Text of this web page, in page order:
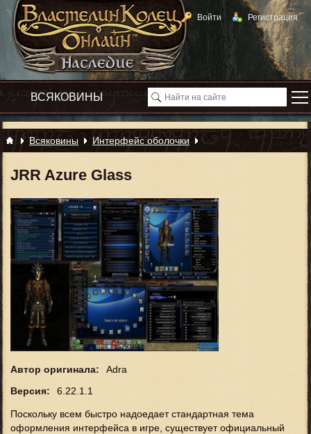
Войти Регистрация
Всяковины Интерфейс оболочки
JRR Azure Glass
Автор оригинала:
Adra
Версия:
6.22.1.1
Поскольку всем быстро надоедает стандартная тема
оформления интерфейса в игре, существует официальный